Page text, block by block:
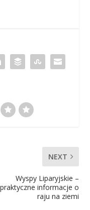
NEXT
Wyspy Liparyjskie –
praktyczne informacje o
raju na ziemi